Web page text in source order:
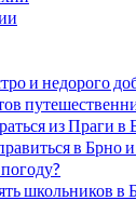
и недорого
из Праги в
в
школьников в